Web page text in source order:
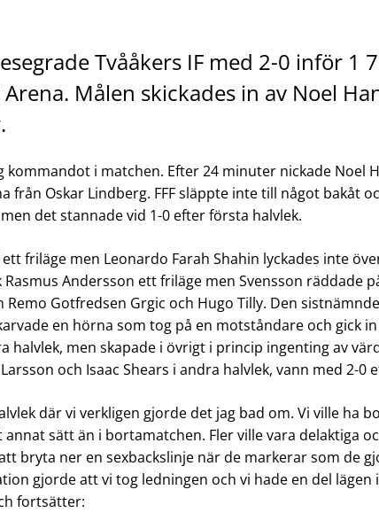
Tvååkers IF med 2-0 inför 1
Målen skickades in av Noel
kommandot i matchen. Efter 24 minuter nickade Noel
från Oskar Lindberg. FFF släppte inte till något bakåt
det stannade vid 1-0 efter första halvlek.
friläge men Leonardo Farah Shahin lyckades inte
Rasmus Andersson ett friläge men Svensson räddade
Remo Gotfredsen Grgic och Hugo Tilly. Den
en hörna som tog på en motståndare och gick
halvlek, men skapade i övrigt i princip ingenting av
och Isaac Shears i andra halvlek, vann med 2-0
där vi verkligen gjorde det jag bad om. Vi ville ha
sätt än i bortamatchen. Fler ville vara delaktiga
bryta ner en sexbackslinje när de markerar som de
gjorde att vi tog ledningen och vi hade en del lägen
fortsätter: